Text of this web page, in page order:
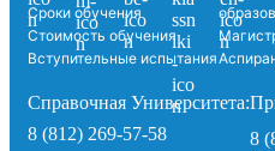
Сроки обучения
Стоимость обучения
Вступительные испытания
Справочная Университета:
8 (812) 269-57-58
8